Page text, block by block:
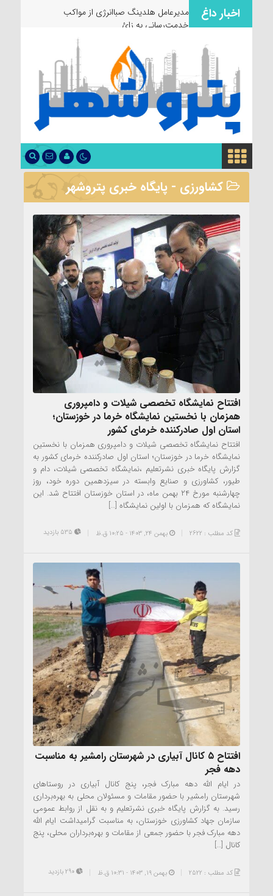
اخبار داغ
مدیرعامل هلدینگ صباانرژی از مواکب
خدمت‌رسانی به زائران و عزاداران بازدی
کشاورزی - پایگاه خبری پتروشهر
افتتاح نمایشگاه تخصصی شیلات و دامپروری
همزمان با نخستین نمایشگاه خرما در خوزستان؛
استان اول صادرکننده خرمای کشور
افتتاح نمایشگاه تخصصی شیلات و دامپروری همزمان با نخستین
نمایشگاه خرما در خوزستان؛ استان اول صادرکننده خرمای کشور به
گزارش پایگاه خبری نشرتعلیم ،نمایشگاه تخصصی شیلات، دام و
طیور، کشاورزی و صنایع وابسته در سیزدهمین دوره خود، روز
چهارشنبه مورخ ۲۴ بهمن ماه، در استان خوزستان افتتاح شد. این
نمایشگاه که همزمان با اولین نمایشگاه […]
کد مطلب : 2622 بهمن ۲۴, ۱۴۰۳ - 10:25 ق.ظ
افتتاح ۵ کانال آبیاری در شهرستان رامشیر به مناسبت
دهه فجر
در ایام الله دهه مبارک فجر، پنج کانال آبیاری در روستاهای
شهرستان رامشیر با حضور مقامات و مسئولان محلی به بهره‌برداری
رسید. به گزارش پایگاه خبری نشرتعلیم و به نقل از روابط عمومی
سازمان جهاد کشاورزی خوزستان، به مناسبت گرامیداشت ایام الله
دهه مبارک فجر با حضور جمعی از مقامات و بهره‌برداران محلی، پنج
کانال […]
کد مطلب : 2522 بهمن ۱۹, ۱۴۰۳ - 10:31 ق.ظ